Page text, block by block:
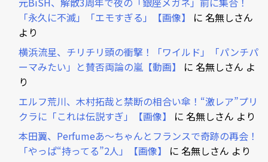
「永久に不滅」「エモすぎる」【画像】
に 名無しさん
より
横浜流星、チリチリ頭の衝撃！「ワイルド」「パンチパ
ーマみたい」と賛否両論の嵐【動画】
に 名無しさん よ
り
エルフ荒川、木村拓哉と禁断の相合い傘！“激レア”プリ
クラに「これは伝説すぎ」【画像】
に 名無しさん より
本田翼、Perfumeあ～ちゃんとフランスで奇跡の再会！
「やっぱ“持ってる”2人」【画像】
に 名無しさん より